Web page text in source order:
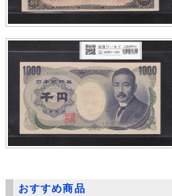
おすすめ商品